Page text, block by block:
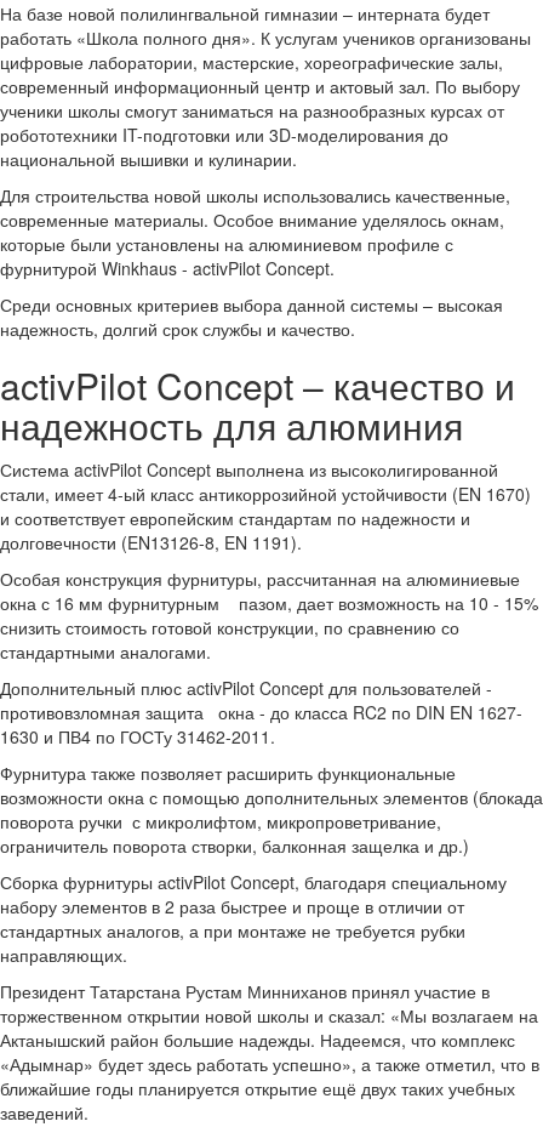
На базе новой полилингвальной гимназии – интерната будет
работать «Школа полного дня». К услугам учеников организованы
цифровые лаборатории, мастерские, хореографические залы,
современный информационный центр и актовый зал. По выбору
ученики школы смогут заниматься на разнообразных курсах от
робототехники IT-подготовки или 3D-моделирования до
национальной вышивки и кулинарии.
Для строительства новой школы использовались качественные,
современные материалы. Особое внимание уделялось окнам,
которые были установлены на алюминиевом профиле с
фурнитурой Winkhaus - activPilot Concept.
Среди основных критериев выбора данной системы – высокая
надежность, долгий срок службы и качество.
activPilot Concept – качество и
надежность для алюминия
Система activPilot Concept выполнена из высоколигированной
стали, имеет 4-ый класс антикоррозийной устойчивости (EN 1670)
и соответствует европейским стандартам по надежности и
долговечности (EN13126-8, EN 1191).
Особая конструкция фурнитуры, рассчитанная на алюминиевые
окна с 16 мм фурнитурным пазом, дает возможность на 10 - 15%
снизить стоимость готовой конструкции, по сравнению со
стандартными аналогами.
Дополнительный плюс аctivPilot Concept для пользователей -
противовзломная защита окна - до класса RC2 по DIN EN 1627-
1630 и ПВ4 по ГОСТу 31462-2011.
Фурнитура также позволяет расширить функциональные
возможности окна с помощью дополнительных элементов (блокада
поворота ручки с микролифтом, микропроветривание,
ограничитель поворота створки, балконная защелка и др.)
Сборка фурнитуры аctivPilot Concept, благодаря специальному
набору элементов в 2 раза быстрее и проще в отличии от
стандартных аналогов, а при монтаже не требуется рубки
направляющих.
Президент Татарстана Рустам Минниханов принял участие в
торжественном открытии новой школы и сказал: «Мы возлагаем на
Актанышский район большие надежды. Надеемся, что комплекс
«Адымнар» будет здесь работать успешно», а также отметил, что в
ближайшие годы планируется открытие ещё двух таких учебных
заведений.